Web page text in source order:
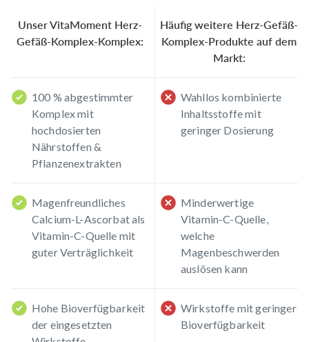
hochbioverfügbare, aktive Form der Folsäure (Vitamin
B9). Im Gegensatz zur synthetischen Folsäure muss sie
nicht umgewandelt werden und ist direkt für den
250 µg pro Tagesdosis
Vitamin B12 (Cobalamin)
B12. Sie bietet den Hauptvorteil, dass es vom Körper
ohne Umwandlung direkt genutzt werden kann. Zudem
gilt die Verbindung allgemein als sehr gut verträglich
und sicher in der Anwendung.
50 µg pro Tagesdosis
Unser VitaMoment Herz-
Gefäß-Komplex-Komplex:
Häufig weitere Herz-Gefäß-
Komplex-Produkte auf dem
Markt:
100 % abgestimmter
Komplex mit
hochdosierten
Nährstoffen &
Pflanzenextrakten
Wahllos kombinierte
Inhaltsstoffe mit
geringer Dosierung
Magenfreundliches
Calcium-L-Ascorbat als
Vitamin-C-Quelle mit
guter Verträglichkeit
Minderwertige
Vitamin-C-Quelle,
welche
Magenbeschwerden
auslösen kann
Hohe Bioverfügbarkeit
der eingesetzten
Wirkstoffe mit geringer
Bioverfügbarkeit